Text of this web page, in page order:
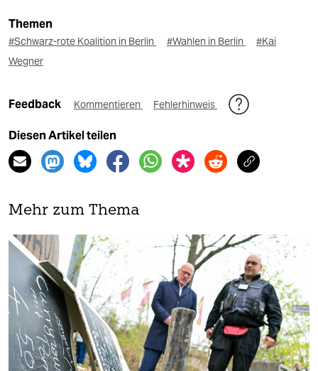
Themen
#Schwarz-rote Koalition in Berlin #Wahlen in Berlin
#Kai
Wegner
Feedback Kommentieren Fehlerhinweis
Diesen Artikel teilen
Mehr zum Thema